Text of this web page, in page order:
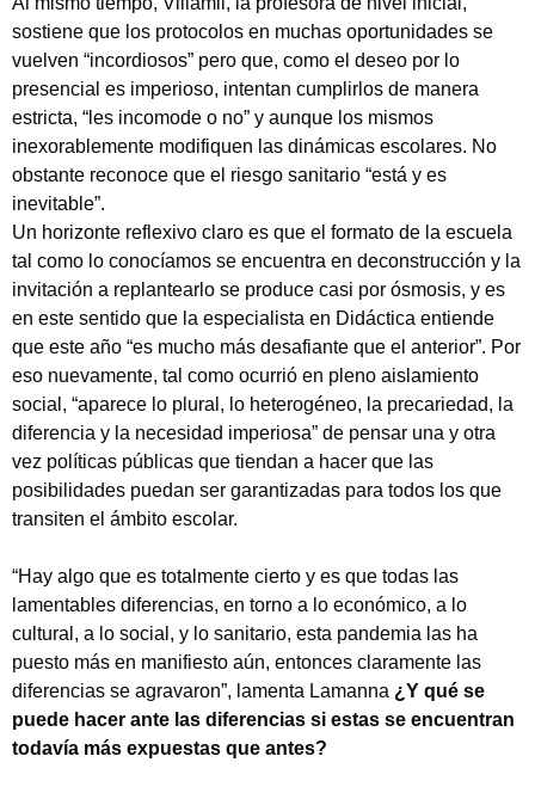
sostiene que los protocolos en muchas oportunidades se
vuelven “incordiosos” pero que, como el deseo por lo
presencial es imperioso, intentan cumplirlos de manera
estricta, “les incomode o no” y aunque los mismos
inexorablemente modifiquen las dinámicas escolares. No
obstante reconoce que el riesgo sanitario “está y es
inevitable”.
Un horizonte reflexivo claro es que el formato de la escuela
tal como lo conocíamos se encuentra en deconstrucción y la
invitación a replantearlo se produce casi por ósmosis, y es
en este sentido que la especialista en Didáctica entiende
que este año “es mucho más desafiante que el anterior”. Por
eso nuevamente, tal como ocurrió en pleno aislamiento
social, “aparece lo plural, lo heterogéneo, la precariedad, la
diferencia y la necesidad imperiosa” de pensar una y otra
vez políticas públicas que tiendan a hacer que las
posibilidades puedan ser garantizadas para todos los que
transiten el ámbito escolar.
“Hay algo que es totalmente cierto y es que todas las
lamentables diferencias, en torno a lo económico, a lo
cultural, a lo social, y lo sanitario, esta pandemia las ha
puesto más en manifiesto aún, entonces claramente las
diferencias se agravaron”, lamenta Lamanna ¿Y qué se
puede hacer ante las diferencias si estas se encuentran
todavía más expuestas que antes?